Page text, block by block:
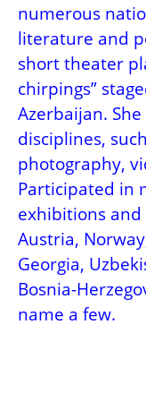
numerous
literature and
short theater
chirpings”
Azerbaijan.
disciplines,
photography,
Participated in
exhibitions
Austria,
Georgia,
Bosnia-
name a few.